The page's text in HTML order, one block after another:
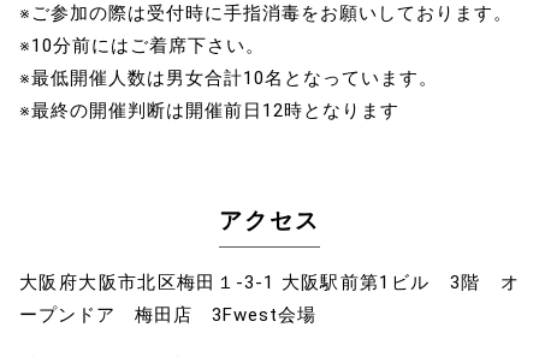
※ご参加の際は受付時に手指消毒をお願いしております。
※10分前にはご着席下さい。
※最低開催人数は男女合計10名となっています。
※最終の開催判断は開催前日12時となります
アクセス
大阪府大阪市北区梅田１-3-1 大阪駅前第1ビル 3階 オ
ープンドア 梅田店 3Fwest会場